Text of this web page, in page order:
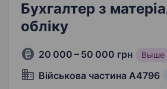
Бухгалтер з
обліку
20 000 – 50 000 грн Выше
Військова частина А4796